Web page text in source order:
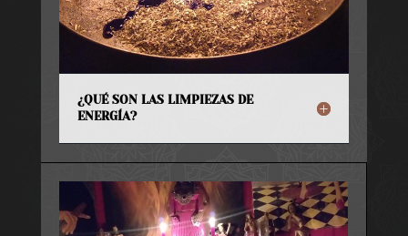
¿QUÉ SON LAS LIMPIEZAS DE
ENERGÍA?